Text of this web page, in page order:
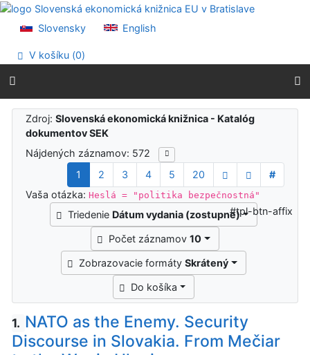
Prejsť na obsah
Prehlásenie o webovej prístupnosti
Slovensky English
V košíku (0)
Výsledky vyhľadávania
Zdroj:Slovenská ekonomická knižnica - Katalóg
dokumentov SEK
Nájdených záznamov: 572
1
2 3 4 5 20
#
Vaša otázka:Heslá = "politika bezpečnostná"
Triedenie Dátum vydania (zostupne)
Počet záznamov10
Zobrazovacie formátySkrátený
Do košíka
#tpl-btn-affix
1. NATO as the Enemy. Security
Discourse in Slovakia. From Mečiar